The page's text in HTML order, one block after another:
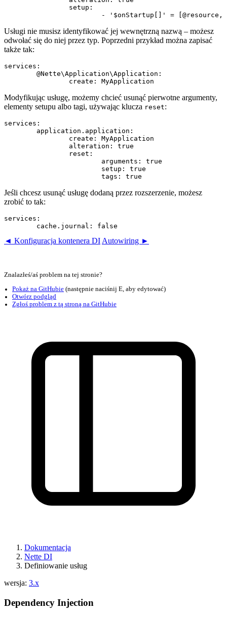
Usługi nie musisz identyfikować jej wewnętrzną nazwą – możesz
odwołać się do niej przez typ. Poprzedni przykład można zapisać
także tak:
services:
Modyfikując usługę, możemy chcieć usunąć pierwotne argumenty,
elementy setupu albo tagi, używając klucza reset:
services:
Jeśli chcesz usunąć usługę dodaną przez rozszerzenie, możesz
zrobić to tak:
services:
◄ Konfiguracja kontenera DI Autowiring ►
Dokumentacja
Nette DI
Definiowanie usług
wersja: 3.x
Dependency Injection